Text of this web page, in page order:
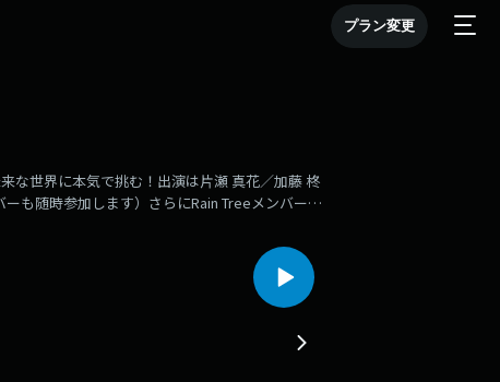
プラン変更
な世界に本気で挑む！出演は片瀬 真花／加藤 柊
も随時参加します）さらにRain Treeメンバーと
、話題のWEB3.0や暗号通貨、メタバースな
く、楽しく、一緒に学んでいきます。さらに――メ
ャルの新しい経済圏って何？」そんな疑問も自
に、“未来”の森へ迷い込んでみませんか？